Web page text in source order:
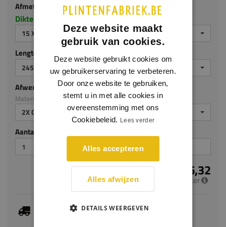
Afmeting
Dikte x hoogte in millimeters
15 X 90 MM
Lengte (mm)
2450 MM
Afwerking
Materiaal: Meranti
2X GEGROND
Aantal stuks
€ 6,32
per meter
Dit artikel is voorradig, de verwachte levertijd
bedraagt 1-3 werkdagen
Deze website maakt
gebruik van cookies.
Deze website gebruikt cookies om
uw gebruikerservaring te verbeteren.
Door onze website te gebruiken,
stemt u in met alle cookies in
overeenstemming met ons
Cookiebeleid. Lees verder
Alles accepteren
Alles afwijzen
DETAILS WEERGEVEN